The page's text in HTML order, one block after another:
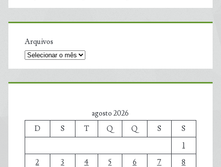
Arquivos
agosto 2026
D
S T Q Q S
S
1
2
3 4 5 6 7
8